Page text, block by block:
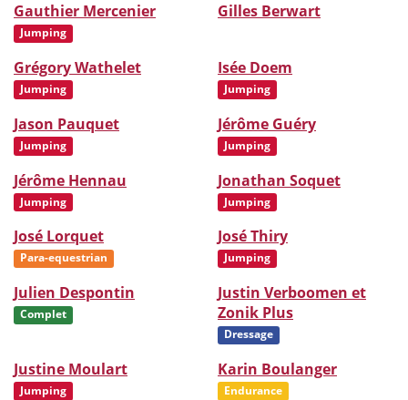
Gauthier Mercenier
Jumping
Gilles Berwart
Grégory Wathelet
Jumping
Isée Doem
Jumping
Jason Pauquet
Jumping
Jérôme Guéry
Jumping
Jérôme Hennau
Jumping
Jonathan Soquet
Jumping
José Lorquet
Para-equestrian
José Thiry
Jumping
Julien Despontin
Complet
Justin Verboomen et
Zonik Plus
Dressage
Justine Moulart
Jumping
Karin Boulanger
Endurance